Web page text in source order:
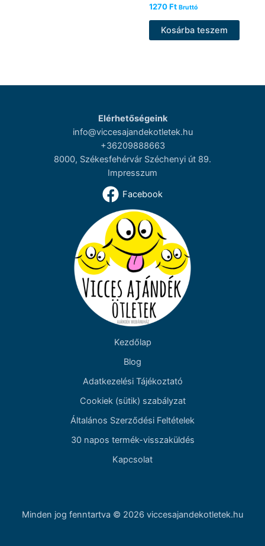
1270Ft Bruttó
Kosárba teszem
Elérhetőségeink
info@viccesajandekotletek.hu
+36209888663
8000, Székesfehérvár Széchenyi út 89.
Impresszum
Facebook
Kezdőlap
Blog
Adatkezelési Tájékoztató
Cookiek (sütik) szabályzat
Általános Szerződési Feltételek
30 napos termék-visszaküldés
Kapcsolat
Minden jog fenntartva © 2026 viccesajandekotletek.hu